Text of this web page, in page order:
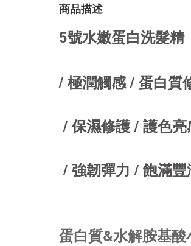
商品描述
5號水嫩蛋白洗髮精
/ 極潤觸感 / 蛋白質
/ 保濕修護 / 護色亮
/ 強韌彈力 / 飽滿豐
蛋白質&水解胺基